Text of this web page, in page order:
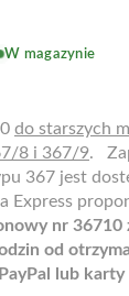
W magazynie
do starszych
8 i 367/9.
367 jest
Express
nr 36710
od
lub